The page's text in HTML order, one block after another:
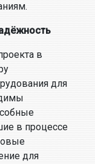
в
для
в процессе
для